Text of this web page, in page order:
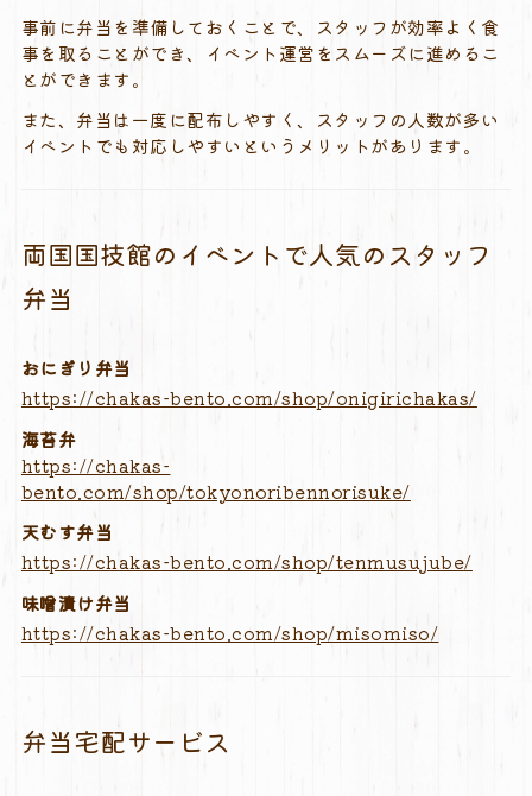
事前に弁当を準備しておくことで、スタッフが効率よく食
事を取ることができ、イベント運営をスムーズに進めるこ
とができます。
また、弁当は一度に配布しやすく、スタッフの人数が多い
イベントでも対応しやすいというメリットがあります。
両国国技館のイベントで人気のスタッフ
弁当
おにぎり弁当
https://chakas-bento.com/shop/onigirichakas/
海苔弁
https://chakas-
bento.com/shop/tokyonoribennorisuke/
天むす弁当
https://chakas-bento.com/shop/tenmusujube/
味噌漬け弁当
https://chakas-bento.com/shop/misomiso/
弁当宅配サービス